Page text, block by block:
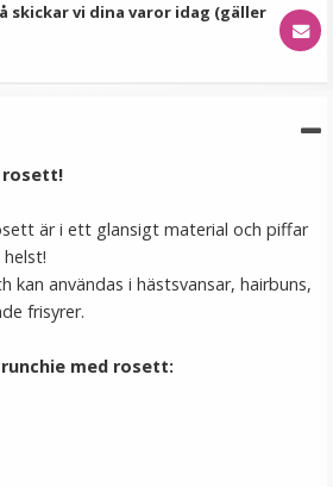
79 kr
VÄLJ
skickar vi dina varor idag (gäller
rosett!
är i ett glansigt material och piffar
kan användas i hästsvansar, hairbuns,
frisyrer.
med rosett: